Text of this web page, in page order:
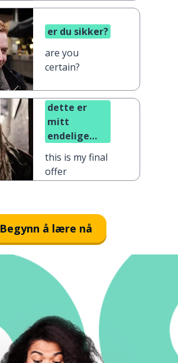
er du sikker?
are you
certain?
dette er
mitt
endelige
this is my final
offer
Begynn å lære nå